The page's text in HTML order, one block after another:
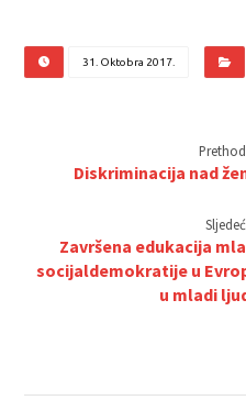
31. Oktobra 2017.
Diskriminacija nad
Završena edukacija
socijaldemokratije u
u mladi